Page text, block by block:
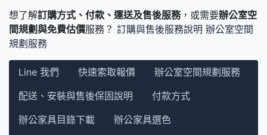
想了解訂購方式、付款、運送及售後服務，或需要辦公室空
間規劃與免費估價服務？ 訂購與售後服務說明 辦公室空間
規劃服務
Line 我們 快速索取報價
辦公室空間規劃服務
配送、安裝與售後保固說明
付款方式
辦公家具目錄下載
辦公家具選色